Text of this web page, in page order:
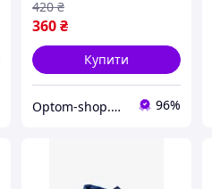
360₴
420 ₴
Купити
Optom-shop.com.ua - Оптовий інтернет-магазин: Одежа та взуття оптом, спідня білизна недорого 96%